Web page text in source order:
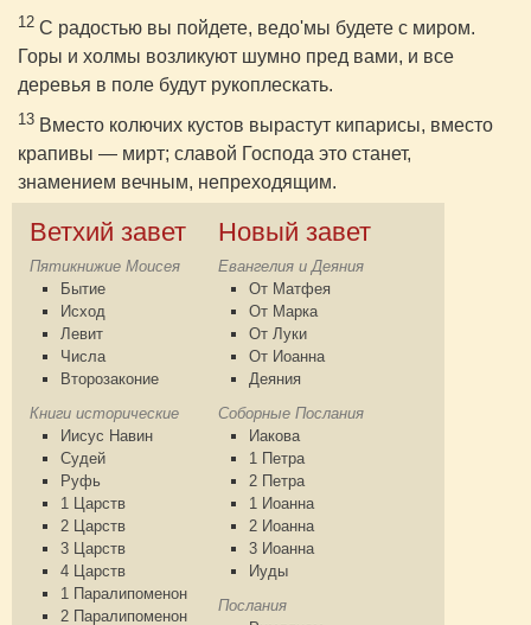
12 С радостью вы пойдете, ведо'мы будете с миром.
Горы и холмы возликуют шумно пред вами, и все
деревья в поле будут рукоплескать.
13 Вместо колючих кустов вырастут кипарисы, вместо
крапивы — мирт; славой Господа это станет,
знамением вечным, непреходящим.
Ветхий завет
Пятикнижие Моисея
Бытие
Исход
Левит
Числа
Второзаконие
Книги исторические
Иисус Навин
Судей
Руфь
1 Царств
2 Царств
3 Царств
4 Царств
1 Паралипоменон
2 Паралипоменон
Новый завет
Евангелия и Деяния
От Матфея
От Марка
От Луки
От Иоанна
Деяния
Соборные Послания
Иакова
1 Петра
2 Петра
1 Иоанна
2 Иоанна
3 Иоанна
Иуды
Послания